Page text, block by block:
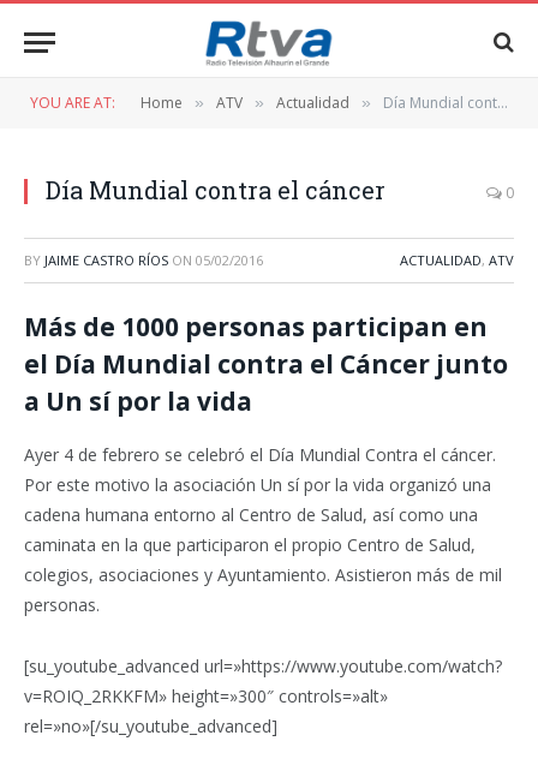
YOU ARE AT: Home » ATV » Actualidad » Día Mundial contra el cáncer
Día Mundial contra el cáncer 0
BY JAIME CASTRO RÍOS ON 05/02/2016 ACTUALIDAD, ATV
Más de 1000 personas participan en
el Día Mundial contra el Cáncer junto
a Un sí por la vida
Ayer 4 de febrero se celebró el Día Mundial Contra el cáncer.
Por este motivo la asociación Un sí por la vida organizó una
cadena humana entorno al Centro de Salud, así como una
caminata en la que participaron el propio Centro de Salud,
colegios, asociaciones y Ayuntamiento. Asistieron más de mil
personas.
[su_youtube_advanced url=»https://www.youtube.com/watch?
v=ROIQ_2RKKFM» height=»300″ controls=»alt»
rel=»no»[/su_youtube_advanced]